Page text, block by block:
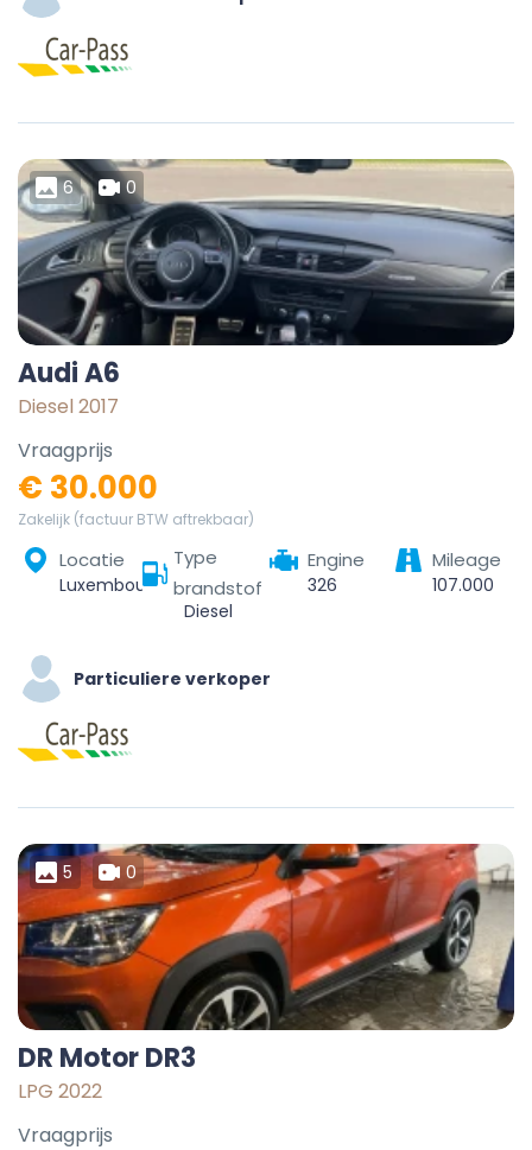
6 0
Audi A6
Diesel 2017
Vraagprijs
€ 30.000
Zakelijk (factuur BTW aftrekbaar)
Locatie
Luxembourg, Canton Luxembourg, Luxembourg
Type
brandstof
Diesel
Engine
326
Mileage
107.000
Particuliere verkoper
5 0
DR Motor DR3
LPG 2022
Vraagprijs